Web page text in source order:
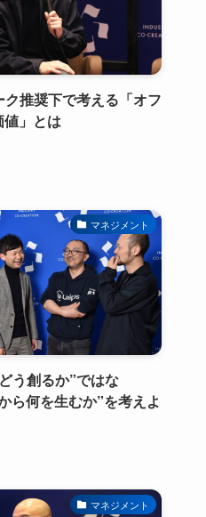
推奨下で考える「オフ
値」とは
マネジメント
う創るか”ではな
ら何を生むか”を考えよ
マネジメント